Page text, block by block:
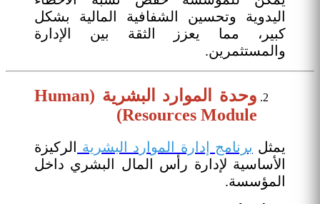
اليدوية وتحسين الشفافية المالية بشكل
كبير، مما يعزز الثقة بين الإدارة
والمستثمرين.
وحدة الموارد البشرية (Human
Resources Module)
يمثل برنامج إدارة الموارد البشرية الركيزة
الأساسية لإدارة رأس المال البشري داخل
المؤسسة.